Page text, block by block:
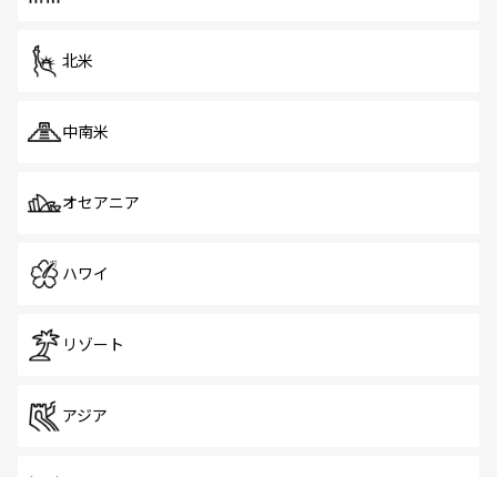
北米
中南米
オセアニア
ハワイ
リゾート
アジア